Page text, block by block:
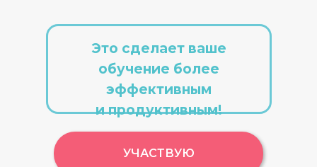
Это сделает ваше
обучение более
эффективным
и продуктивным!
УЧАСТВУЮ